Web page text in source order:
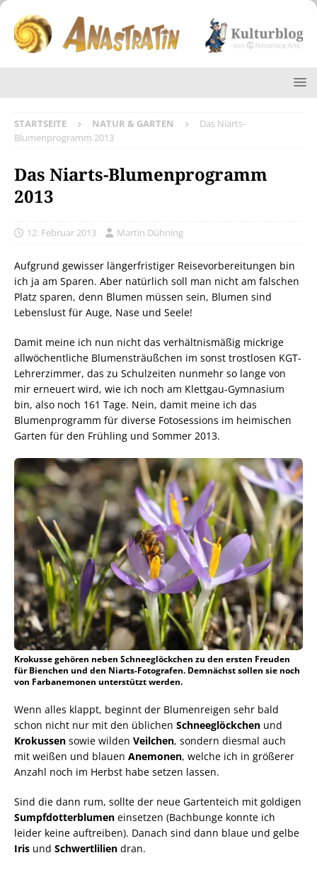
STARTSEITE NATUR & GARTEN
Das Niarts-
Blumenprogramm 2013
Das Niarts-Blumenprogramm
2013
12. Februar 2013 Martin Dühning
Aufgrund gewisser längerfristiger Reisevorbereitungen bin
ich ja am Sparen. Aber natürlich soll man nicht am falschen
Platz sparen, denn Blumen müssen sein, Blumen sind
Lebenslust für Auge, Nase und Seele!
Damit meine ich nun nicht das verhältnismäßig mickrige
allwöchentliche Blumensträußchen im sonst trostlosen KGT-
Lehrerzimmer, das zu Schulzeiten nunmehr so lange von
mir erneuert wird, wie ich noch am Klettgau-Gymnasium
bin, also noch 161 Tage. Nein, damit meine ich das
Blumenprogramm für diverse Fotosessions im heimischen
Garten für den Frühling und Sommer 2013.
Krokusse gehören neben Schneeglöckchen zu den ersten Freuden
für Bienchen und den Niarts-Fotografen. Demnächst sollen sie noch
von Farbanemonen unterstützt werden.
Wenn alles klappt, beginnt der Blumenreigen sehr bald
schon nicht nur mit den üblichen Schneeglöckchen und
Krokussen sowie wilden Veilchen, sondern diesmal auch
mit weißen und blauen Anemonen, welche ich in größerer
Anzahl noch im Herbst habe setzen lassen.
Sind die dann rum, sollte der neue Gartenteich mit goldigen
Sumpfdotterblumen einsetzen (Bachbunge konnte ich
leider keine auftreiben). Danach sind dann blaue und gelbe
Iris und Schwertlilien dran.